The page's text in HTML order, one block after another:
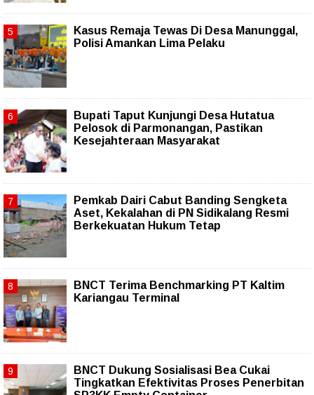
Kasus Remaja Tewas Di Desa Manunggal,
Polisi Amankan Lima Pelaku
Bupati Taput Kunjungi Desa Hutatua
Pelosok di Parmonangan, Pastikan
Kesejahteraan Masyarakat
Pemkab Dairi Cabut Banding Sengketa
Aset, Kekalahan di PN Sidikalang Resmi
Berkekuatan Hukum Tetap
BNCT Terima Benchmarking PT Kaltim
Kariangau Terminal
BNCT Dukung Sosialisasi Bea Cukai
Tingkatkan Efektivitas Proses Penerbitan